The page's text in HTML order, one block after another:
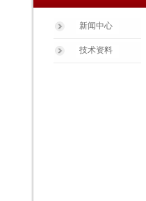
新闻中心
技术资料